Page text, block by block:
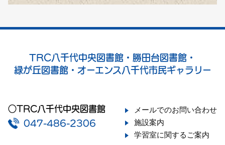
TRC八千代中央図書館・勝田台図書館・
緑が丘図書館・オーエンス八千代市民ギャラリー
○TRC八千代中央図書館
047-486-2306
メールでのお問い合わせ
施設案内
学習室に関するご案内